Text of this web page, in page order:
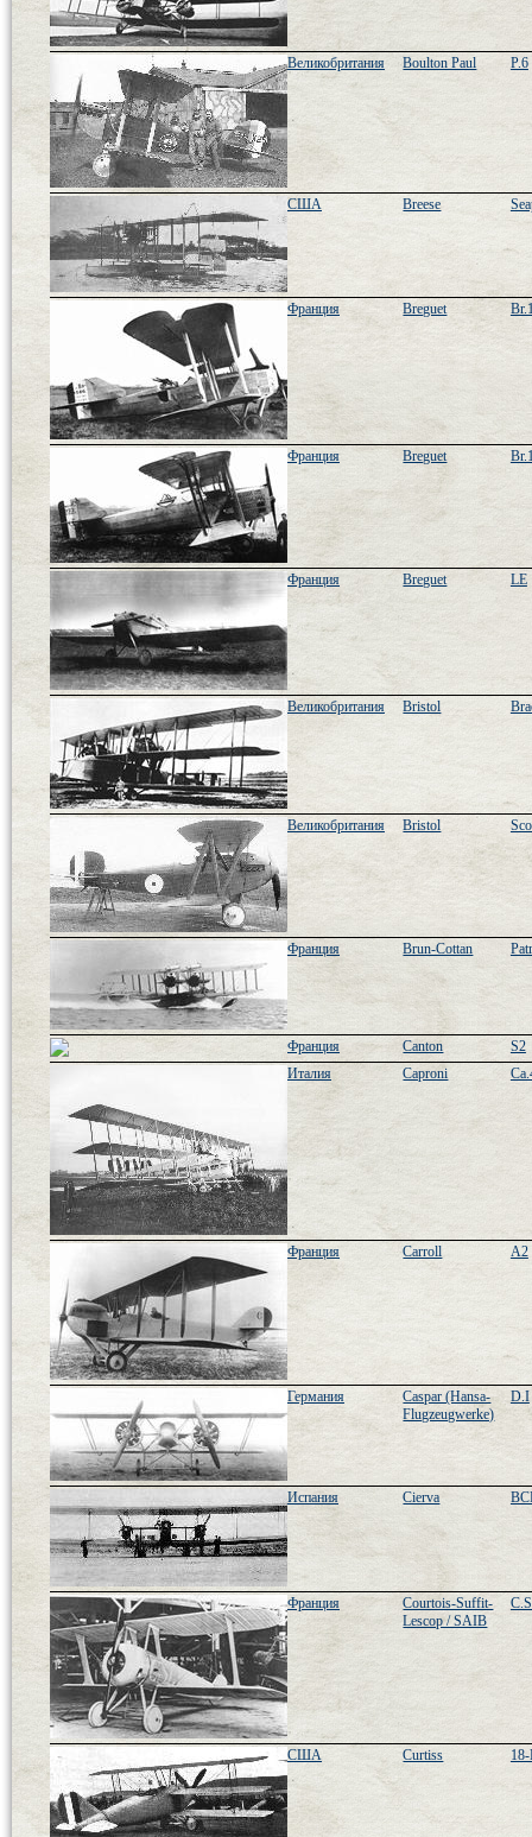
Великобритания Boulton Paul P.6
США Breese
Франция Breguet
Франция Breguet
Франция Breguet LE
Великобритания Bristol
Великобритания Bristol
Франция Brun-Cottan
Франция Canton
S2
Италия
Caproni
Франция Carroll A2
Германия
Caspar (Hansa-
Flugzeugwerke)
D.I
Испания Cierva
Франция
Courtois-Suffit-
Lescop / SAIB
США Curtiss